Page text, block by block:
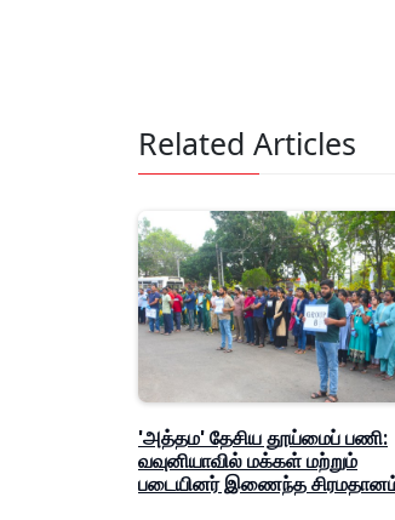
Related Articles
'அத்தம' தேசிய தூய்மைப் பணி:
வவுனியாவில் மக்கள் மற்றும்
படையினர் இணைந்த